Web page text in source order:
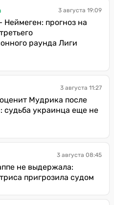
3 августа 19:09
Неймеген: прогноз на
раунда Лиги
3 августа 11:27
Мудрика после
судьба украинца еще не
3 августа 08:45
не выдержала:
пригрозила судом